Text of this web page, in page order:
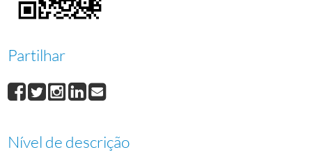
000035Luís Jorge
000036 Herlander Ribeiro
000038
(...)
Partilhar
Nível de descrição